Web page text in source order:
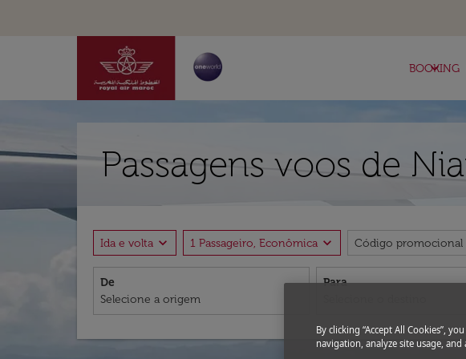
BOOKING
keyboard_arrow_down
Passagens voos de
Ida e volta expand_more 1 Passageiro, Econômica expand_more Código promocional
De Para
By clicking “Accept All Cookies”,
navigation, analyze site usage,